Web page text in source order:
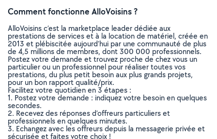
Comment fonctionne AlloVoisins ?
AlloVoisins c’est la marketplace leader dédiée aux
prestations de services et à la location de matériel, créée en
2013 et plébiscitée aujourd’hui par une communauté de plus
de 4,5 millions de membres, dont 300 000 professionnels.
Postez votre demande et trouvez proche de chez vous un
particulier ou un professionnel pour réaliser toutes vos
prestations, du plus petit besoin aux plus grands projets,
pour un bon rapport qualité/prix.
Facilitez votre quotidien en 3 étapes :
1. Postez votre demande : indiquez votre besoin en quelques
secondes.
2. Recevez des réponses d’offreurs particuliers et
professionnels en quelques minutes.
3. Echangez avec les offreurs depuis la messagerie privée et
sécurisée et faites votre choix !